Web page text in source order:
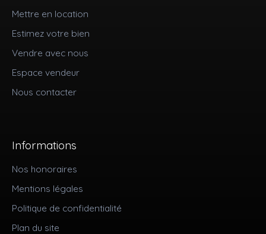
Mettre en location
Estimez votre bien
Vendre avec nous
Espace vendeur
Nous contacter
Informations
Nos honoraires
Mentions légales
Politique de confidentialité
Plan du site